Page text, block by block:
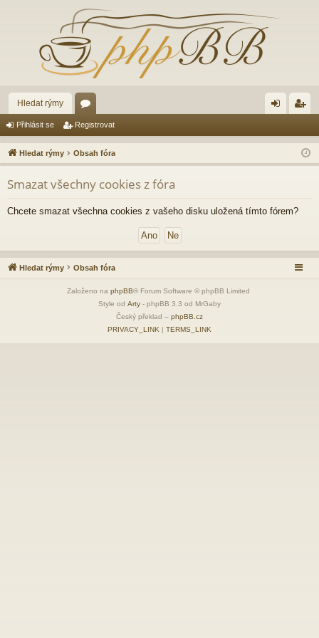
Hledat rýmy
ór
a lá
sit
ist
ro
Přihlásit se Registrovat
Hledat rýmy Obsah fóra
Smazat všechny cookies z fóra
Chcete smazat všechna cookies z vašeho disku uložená tímto fórem?
Hledat rýmy Obsah fóra
Založeno na phpBB® Forum Software © phpBB Limited
Style od Arty - phpBB 3.3 od MrGaby
Český překlad – phpBB.cz
PRIVACY_LINK | TERMS_LINK